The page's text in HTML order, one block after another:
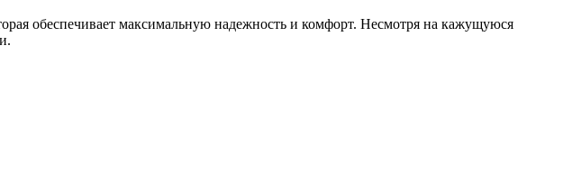
обеспечивает максимальную надежность и комфорт. Несмотря на кажущуюся